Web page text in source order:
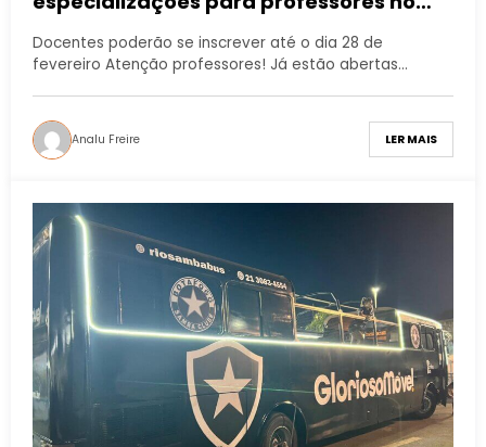
Tecnologia do Rio de Janeiro (IFRJ)
Docentes poderão se inscrever até o dia 28 de
fevereiro Atenção professores! Já estão abertas…
Analu Freire LER MAIS